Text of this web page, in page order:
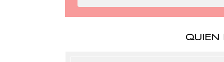
QUIEN